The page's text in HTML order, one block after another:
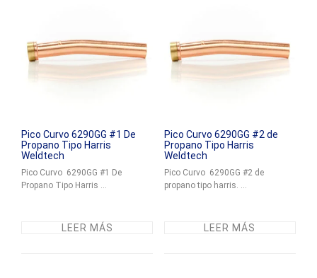
Pico Curvo 6290GG #1 De
Propano Tipo Harris
Weldtech
Pico Curvo 6290GG #1 De
Propano Tipo Harris ...
LEER MÁS
Pico Curvo 6290GG #2 de
Propano Tipo Harris
Weldtech
Pico Curvo 6290GG #2 de
propano tipo harris. ...
LEER MÁS